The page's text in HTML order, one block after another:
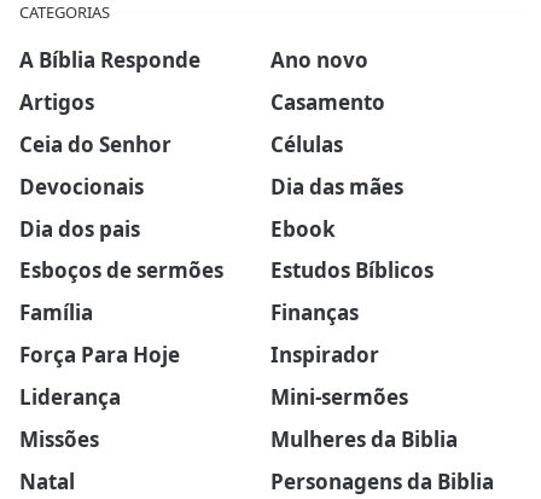
CATEGORIAS
A Bíblia Responde
Ano novo
Artigos
Casamento
Ceia do Senhor
Células
Devocionais
Dia das mães
Dia dos pais
Ebook
Esboços de sermões
Estudos Bíblicos
Família
Finanças
Força Para Hoje
Inspirador
Liderança
Mini-sermões
Missões
Mulheres da Biblia
Natal
Personagens da Biblia